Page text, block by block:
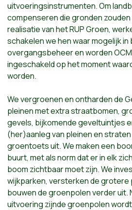
uitvoeringsinstrumenten. Om
compenseren die gronden zouden
realisatie van het RUP Groen,
schakelen we hen waar mogelijk in
overgangsbeheer en worden
ingeschakeld op het moment
worden.
We vergroenen en ontharden de
pleinen met extra straatbomen,
gevels, bijkomende geveltuintjes
(her)aanleg van pleinen en
groentoets uit. We maken een
buurt, met als norm dat er in elk
boom zichtbaar moet zijn. We
wijkparken, versterken de grotere
bouwen de groenpolen verder uit.
uitvoering zijnde groenpolen